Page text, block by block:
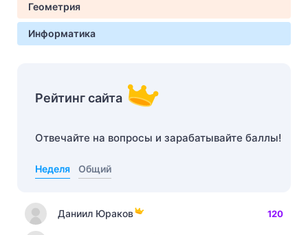
Геометрия
Информатика
Рейтинг сайта
Отвечайте на вопросы и зарабатывайте баллы!
Неделя Общий
Даниил Юраков 120